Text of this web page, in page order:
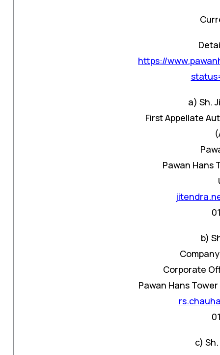
https://
a) Sh.
First Appellate
Pawan Hans
b)
Corporate
Pawan Hans Tower
c)